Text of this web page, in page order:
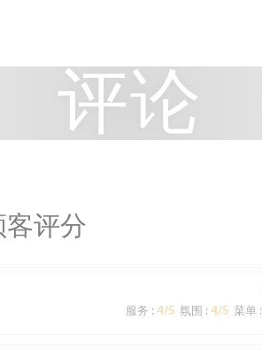
评论
评分
服务 : 4/5 氛围 : 4/5 菜单: